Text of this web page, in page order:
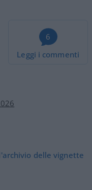
6
Leggi i commenti
delle vignette